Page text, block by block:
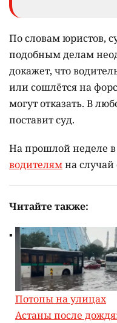
По словам юристов,
подобным делам
докажет, что
или сошлётся на
могут отказать. В
поставит суд.
На прошлой неделе
водителямна случай
Читайте также:
Потопы на улицах
Астаны после